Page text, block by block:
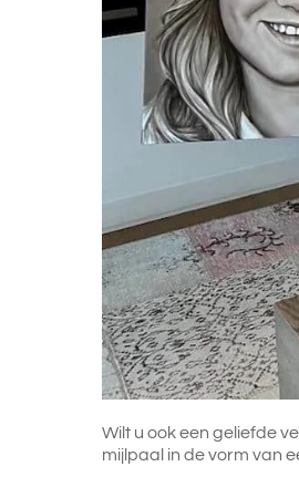
Wilt u ook een geliefde
mijlpaal in de vorm van